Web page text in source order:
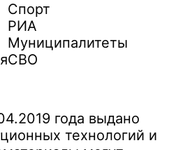
Спорт
РИА
Муниципалитеты
СВО
года выдано
технологий и